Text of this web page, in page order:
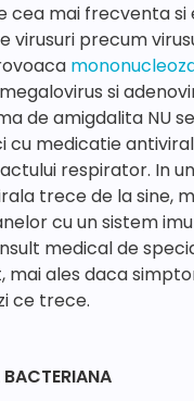
cea mai frecventa si
virusuri precum
si
de amigdalita NU
cu medicatie
respirator. In
trece de la sine,
cu un sistem
medical de
mai ales daca
ce trece.